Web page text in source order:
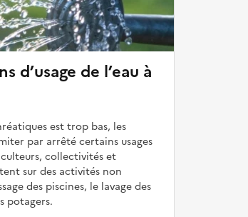
d’usage de l’eau à
est trop bas, les
par arrêté certains usages
collectivités et
sur des activités non
des piscines, le lavage des
potagers.